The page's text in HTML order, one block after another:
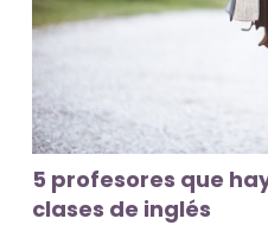
5 profesores que
clases de inglés